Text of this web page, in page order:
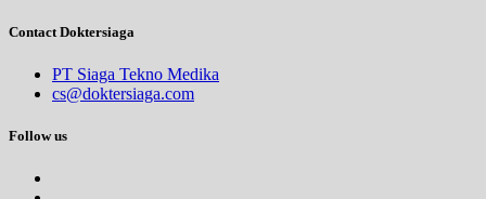
Contact Doktersiaga
PT Siaga Tekno Medika
cs@doktersiaga.com
Follow us